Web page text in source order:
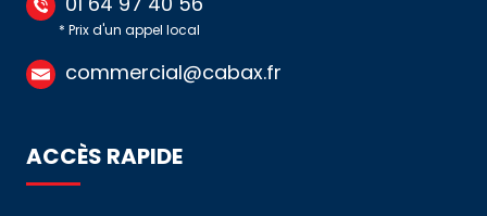
* Prix d'un appel local
commercial@cabax.fr
ACCÈS RAPIDE